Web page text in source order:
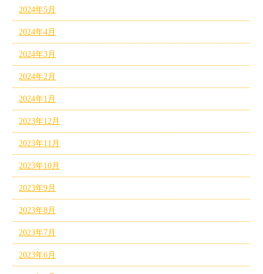
2024年5月
2024年4月
2024年3月
2024年2月
2024年1月
2023年12月
2023年11月
2023年10月
2023年9月
2023年8月
2023年7月
2023年6月